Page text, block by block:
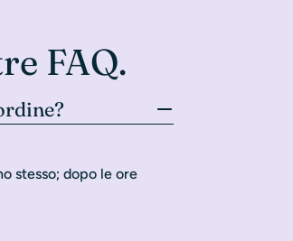
FAQ.
stesso; dopo le ore